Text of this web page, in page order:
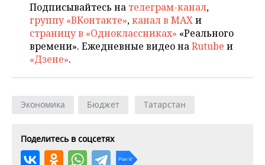
Подписывайтесь на телеграм-канал,
группу «ВКонтакте»,канал в MAXи
страницу в «Одноклассниках» «Реального
времени». Ежедневные видео наRutube и
«Дзене».
Экономика Бюджет Татарстан
Поделитесь в соцсетях